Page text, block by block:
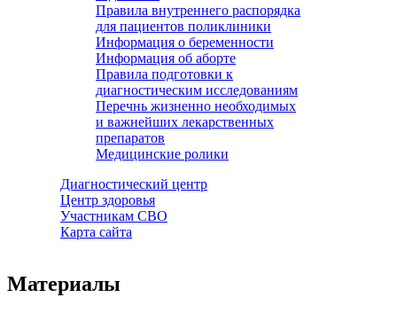
Правила внутреннего распорядка
для пациентов поликлиники
Информация о беременности
Информация об аборте
Правила подготовки к
диагностическим исследованиям
Перечнь жизненно необходимых
и важнейших лекарственных
препаратов
Медицинские ролики
Диагностический центр
Центр здоровья
Участникам СВО
Карта сайта
Материалы